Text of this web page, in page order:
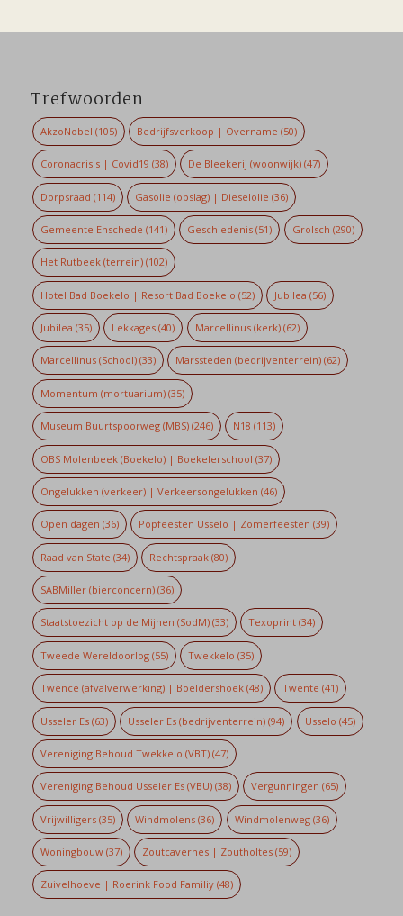
Trefwoorden
AkzoNobel (105) Bedrijfsverkoop | Overname (50)
Coronacrisis | Covid19 (38) De Bleekerij (woonwijk) (47)
Dorpsraad (114) Gasolie (opslag) | Dieselolie (36)
Gemeente Enschede (141) Geschiedenis (51) Grolsch (290)
Het Rutbeek (terrein)(102)
Hotel Bad Boekelo | Resort Bad Boekelo (52) Jubilea (56)
Jubilea (35) Lekkages (40) Marcellinus (kerk)(62)
Marcellinus (School)(33) Marssteden (bedrijventerrein) (62)
Momentum (mortuarium)(35)
Museum Buurtspoorweg (MBS)(246) N18 (113)
OBS Molenbeek (Boekelo) | Boekelerschool (37)
Ongelukken (verkeer) | Verkeersongelukken (46)
Open dagen (36) Popfeesten Usselo | Zomerfeesten (39)
Raad van State (34) Rechtspraak (80)
SABMiller (bierconcern)(36)
Staatstoezicht op de Mijnen (SodM)(33) Texoprint (34)
Tweede Wereldoorlog(55) Twekkelo (35)
Twence (afvalverwerking) | Boeldershoek(48) Twente (41)
Usseler Es(63) Usseler Es (bedrijventerrein) (94) Usselo (45)
Vereniging Behoud Twekkelo (VBT)(47)
Vereniging Behoud Usseler Es (VBU)(38) Vergunningen (65)
Vrijwilligers(35) Windmolens (36) Windmolenweg(36)
Woningbouw(37) Zoutcavernes | Zoutholtes (59)
Zuivelhoeve | Roerink Food Familiy(48)